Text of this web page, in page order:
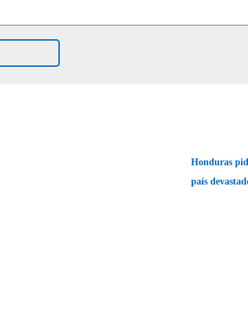
Honduras
país